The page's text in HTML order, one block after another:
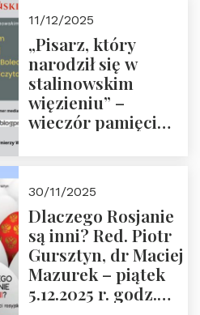
11/12/2025
„Pisarz, który
narodził się w
stalinowskim
więzieniu” –
wieczór pamięci
zwiedzanie
Muzeum Żołnierzy
Wyklętych i
Więźniów
Politycznych PRL o
godz. 16:00 – 19
30/11/2025
Dlaczego Rosjanie
są inni? Red. Piotr
Gursztyn, dr Maciej
Mazurek – piątek
5.12.2025 r. godz.